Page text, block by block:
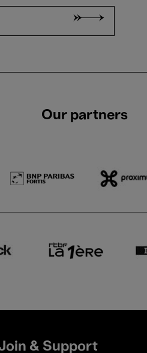
Our partners
& Support